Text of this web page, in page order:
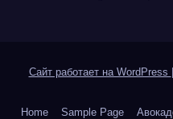
Сайт работает на WordPress
Home Sample Page